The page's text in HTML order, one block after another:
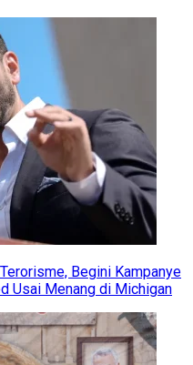
Begini Kampanye
Usai Menang di Michigan